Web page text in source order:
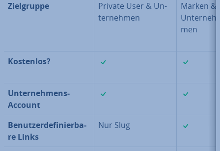
Ziel­grup­pe
Private User & Un­
ter­neh­men
Marken &
Un­ter­neh­
men
Kostenlos?
Un­ter­neh­mens-
Account
Be­nut­zer­de­fi­nier­ba­
re Links
Nur Slug